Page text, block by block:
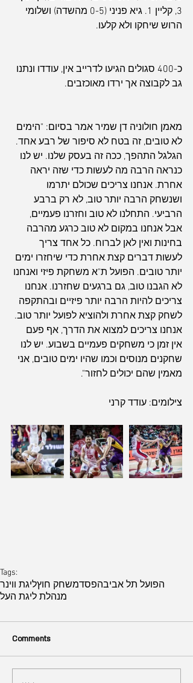
3, קליין 1. גיא פניני (0-5 מהשדה) ושלומי
הרוש שיחקו ולא קלעו.
כ-400 סגולים הגיעו לדרייב אין, עודדו ונתנו
גב לקבוצה אך ירדו מאוכזבים.
מאמן חולוניה דן שמיר אמר בסיום: "הימים
לא טובים, זה בטח לא סיפור של רבע אחד.
הגלגל התהפך, ככה זה בעסק שלנו. יש לנו
כנראה הרבה מה לעשות כדי שזה יראה
אחרת. אנחנו צריכים שכולם יתרמו
ושנשחק הרבה יותר טוב, לא רק ברבע
הרביעי. התחלנו לא טוב וחזרנו פעמיים,
אבל אנחנו במקום לא טוב כרגע מהרבה
בחינות ואין לאן לברוח. כל אחד צריך
לעשות דברים קצת אחרת כדי שיחזרו ימים
יותר טובים. הפועל ת"א משחקת פיזי ואנחנו
לא הגבנו טוב, גם ברגעים שחזרנו. אנחנו
צריכים להיות הרבה יותר פיזיים ובהתקפה
לשחק קצת אחרת ולהוציא לפועל יותר טוב.
אנחנו צריכים למצוא את הדרך, אף פעם
אין זמן כי משחקים פעמיים בשבוע. יש לנו
שחקנים מנוסים וכמו שהיו ימים טובים, אני
מאמין שהם יכולים לחזור".
צילומים: עודד קרני
Tags:
ליגת ווינרמשחק חוץהפסדהפועל תל אביב
מנהלת ליגת העל
Comments